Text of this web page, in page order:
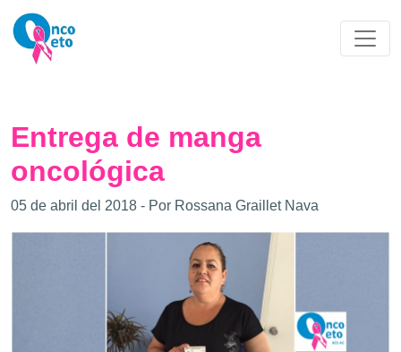
Entrega de manga
oncológica
05 de abril del 2018 - Por Rossana Graillet Nava